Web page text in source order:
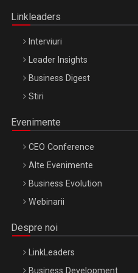
Linkleaders
Interviuri
Leader Insights
Business Digest
Stiri
Evenimente
CEO Conference
Alte Evenimente
Business Evolution
Webinarii
Despre noi
LinkLeaders
Business Development